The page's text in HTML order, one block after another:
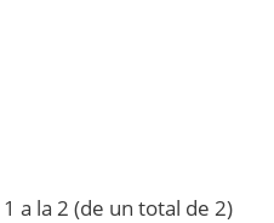
a la 2 (de un total de 2)